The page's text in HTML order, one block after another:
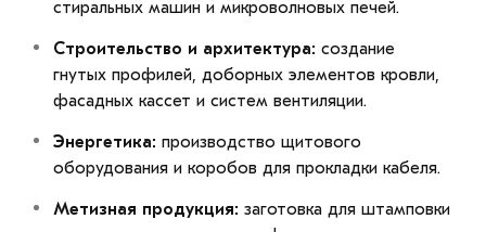
стиральных машин и микроволновых печей.
Строительство и архитектура: создание
гнутых профилей, доборных элементов кровли,
фасадных кассет и систем вентиляции.
Энергетика: производство щитового
оборудования и коробов для прокладки кабеля.
Метизная продукция: заготовка для штамповки